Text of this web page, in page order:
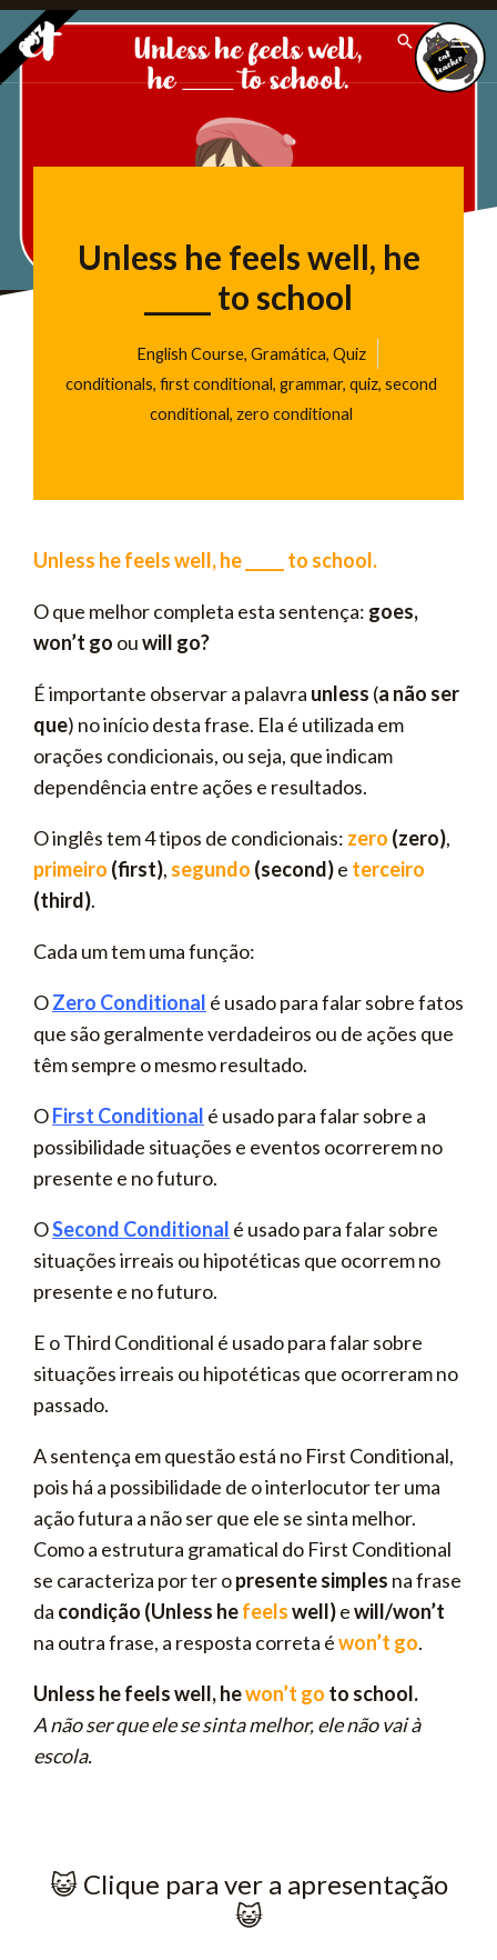
Ir
para
o
Pesquisar
Unless he feels well, he
_____ to school
English Course, Gramática, Quiz
conditionals, first conditional, grammar, quiz, second
conditional, zero conditional
Unless he feels well, he _____ to school.
O que melhor completa esta sentença: goes,
won’t go ouwill go?
É importante observar a palavra unless (a não ser
que) no início desta frase. Ela é utilizada em
orações condicionais, ou seja, que indicam
dependência entre ações e resultados.
O inglês tem 4 tipos de condicionais: zero (zero),
primeiro (first), segundo (second)e terceiro
(third).
Cada um tem uma função:
OZero Conditional é usado para falar sobre fatos
que são geralmente verdadeiros ou de ações que
têm sempre o mesmo resultado.
OFirst Conditional é usado para falar sobre a
possibilidade situações e eventos ocorrerem no
presente e no futuro.
OSecond Conditional é usado para falar sobre
situações irreais ou hipotéticas que ocorrem no
presente e no futuro.
E o Third Conditional é usado para falar sobre
situações irreais ou hipotéticas que ocorreram no
passado.
A sentença em questão está no First Conditional,
pois há a possibilidade de o interlocutor ter uma
ação futura a não ser que ele se sinta melhor.
Como a estrutura gramatical do First Conditional
se caracteriza por ter opresente simples na frase
da condição (Unless hefeelswell)ewill/won’t
na outra frase, a resposta correta éwon’t go.
Unless he feels well, hewon’t go to school.
A não ser que ele se sinta melhor, ele não vai à
escola.
😺​ Clique para ver a apresentação
😺​